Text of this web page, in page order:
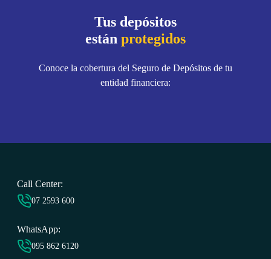
Tus depósitos
están protegidos
Conoce la cobertura del Seguro de Depósitos de tu
entidad financiera:
Call Center:
07 2593 600
WhatsApp:
095 862 6120